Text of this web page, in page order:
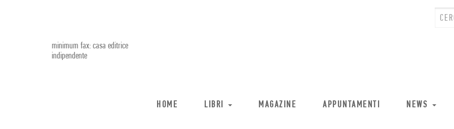
minimum fax: casa editrice
indipendente
HOME LIBRI MAGAZINE APPUNTAMENTI NEWS